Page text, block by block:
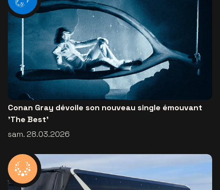
Conan Gray dévoile son nouveau single émouvant
'The Best'
sam. 28.03.2026